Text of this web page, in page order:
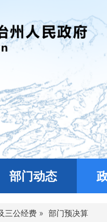
部门动态
三公经费 » 部门预决算